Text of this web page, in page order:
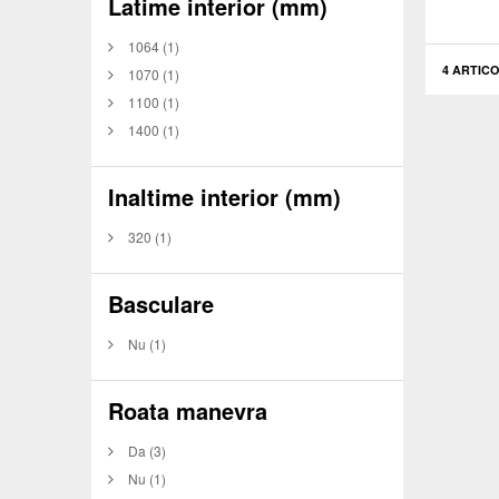
4
1064 (1)
1070 (1)
1100 (1)
1400 (1)
Inaltime interior (mm)
320 (1)
Basculare
Nu (1)
Roata manevra
Da (3)
Nu (1)